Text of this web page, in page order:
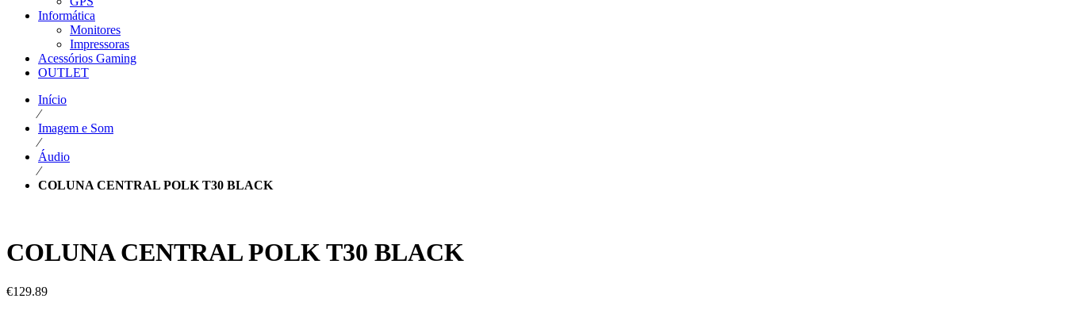
Informática
Monitores
Impressoras
Acessórios Gaming
OUTLET
Início
⁄
Imagem e Som
⁄
Áudio
⁄
COLUNA CENTRAL POLK T30 BLACK
COLUNA CENTRAL POLK T30 BLACK
€129.89